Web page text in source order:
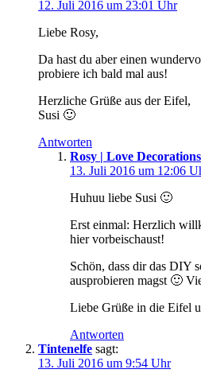
12. Juli 2016 um 23:01 Uhr
Liebe Rosy,
Da hast du aber einen
probiere ich bald mal aus!
Herzliche Grüße aus der Eifel,
Susi 🙂
Antworten
Rosy | Love Decorations
13. Juli 2016 um 12:06
Huhuu liebe Susi 🙂
Erst einmal: Herzlich
hier vorbeischaust!
Schön, dass dir das DIY
ausprobieren magst 🙂
Liebe Grüße in die Eifel
Antworten
Tintenelfe sagt:
13. Juli 2016 um 9:54 Uhr